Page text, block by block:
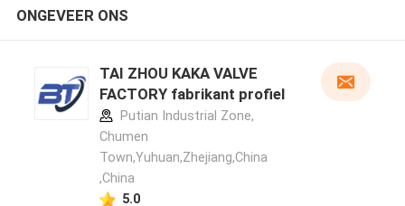
ONGEVEER ONS
TAI ZHOU KAKA VALVE
FACTORY fabrikant profiel
Putian Industrial Zone,
Chumen
Town,Yuhuan,Zhejiang,China
,China
5.0